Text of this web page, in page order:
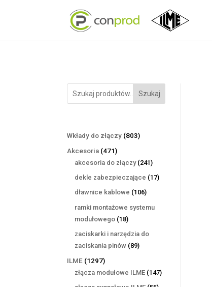
Szukaj
Wkłady do złączy 803803
Akcesoria 471471
produktów
akcesoria do złączy 241241
produktów
dekle zabezpieczające 1717
dławnice kablowe 106106
ramki montażowe systemu
modułowego 1818
produktów
zaciskarki i narzędzia do
zaciskania pinów 8989
ILME 12971297
produktów
złącza modułowe ILME 147147